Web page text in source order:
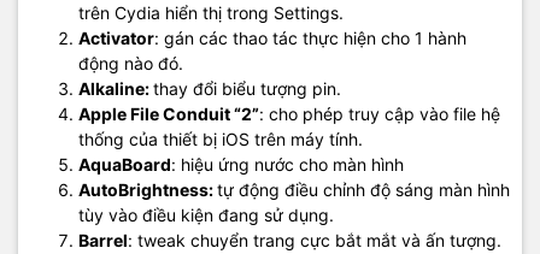
trên Cydia hiển thị trong Settings.
Activator: gán các thao tác thực hiện cho 1 hành
động nào đó.
Alkaline:thay đổi biểu tượng pin.
Apple File Conduit “2”: cho phép truy cập vào file hệ
thống của thiết bị iOS trên máy tính.
AquaBoard: hiệu ứng nước cho màn hình
AutoBrightness:tự động điều chỉnh độ sáng màn hình
tùy vào điều kiện đang sử dụng.
Barrel: tweak chuyển trang cực bắt mắt và ấn tượng.